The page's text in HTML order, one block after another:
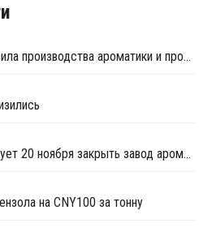
Sinopec Maoming остановила производства ароматики и производства этилена из-за пожара
Sinopec Yangzi PC планирует 20 ноября закрыть завод ароматики в Китае на ремонт
на CNY100 за тонну